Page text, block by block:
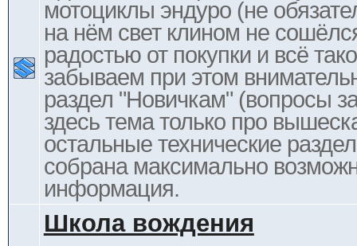
мотоциклы эндуро (не
на нём свет клином не
радостью от покупки и всё
забываем при этом
раздел "Новичкам" (вопросы
здесь тема только про
остальные технические
собрана максимально
информация.
Школа вождения